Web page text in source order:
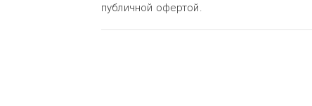
публичной офертой.